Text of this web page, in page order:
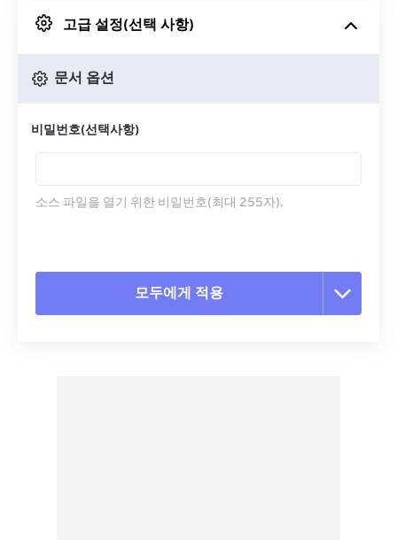
Google 드라이브에서
고급 설정(선택 사항)
문서 옵션
비밀번호(선택사항)
소스 파일을 열기 위한 비밀번호(최대 255자).
모두에게 적용